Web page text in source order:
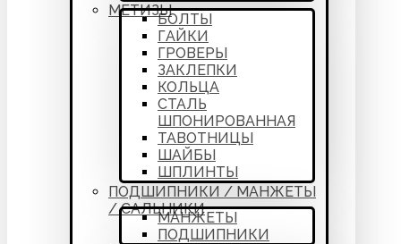
МЕТИЗЫ
БОЛТЫ
ГАЙКИ
ГРОВЕРЫ
ЗАКЛЕПКИ
КОЛЬЦА
СТАЛЬ
ШПОНИРОВАННАЯ
ТАВОТНИЦЫ
ШАЙБЫ
ШПЛИНТЫ
ПОДШИПНИКИ / МАНЖЕТЫ
/ САЛЬНИКИ
МАНЖЕТЫ
ПОДШИПНИКИ